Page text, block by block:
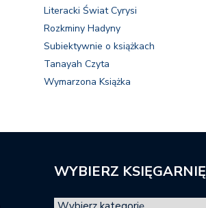
Literacki Świat Cyrysi
Rozkminy Hadyny
Subiektywnie o książkach
Tanayah Czyta
Wymarzona Książka
WYBIERZ KSIĘGARNIĘ